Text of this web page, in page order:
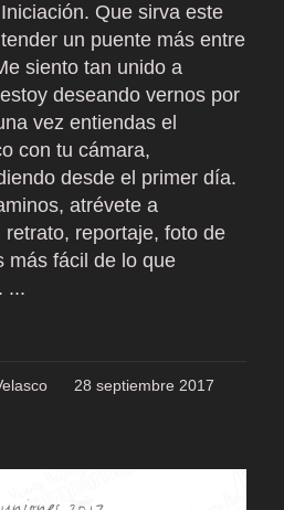
Que sirva este
un puente más entre
siento tan unido a
deseando vernos por
vez entiendas el
con tu cámara,
desde el primer día.
atrévete a
reportaje, foto de
más fácil de lo que
...
Velasco 28 septiembre 2017